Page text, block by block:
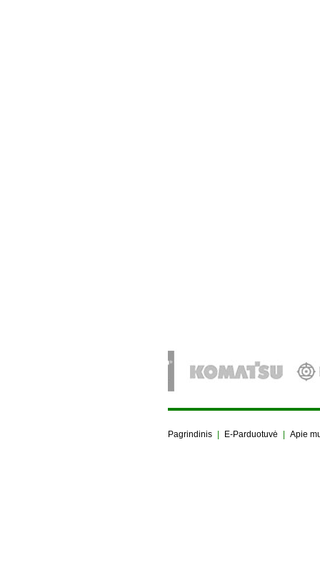
Pagrindinis | E-Parduotuvė | Apie